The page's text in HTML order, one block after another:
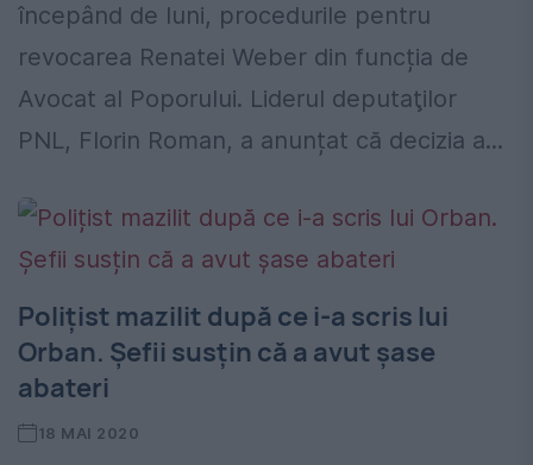
începând de luni, procedurile pentru
revocarea Renatei Weber din funcția de
Avocat al Poporului. Liderul deputaţilor
PNL, Florin Roman, a anunțat că decizia a...
Polițist mazilit după ce i-a scris lui
Orban. Șefii susțin că a avut șase
abateri
18 MAI 2020